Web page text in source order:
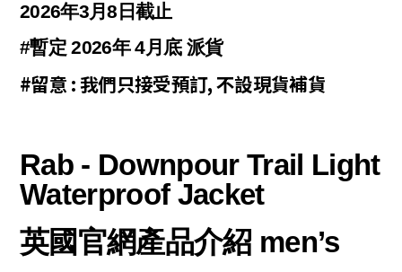
2026年3月8日截止
#暫定 2026年 4月底 派貨
#留意 : 我們只接受預訂, 不設現貨補貨
Rab - Downpour Trail Light
Waterproof Jacket
英國官網產品介紹 men’s